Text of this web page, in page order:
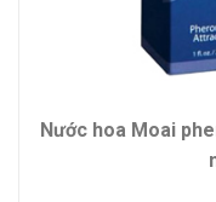
Nước hoa Moai